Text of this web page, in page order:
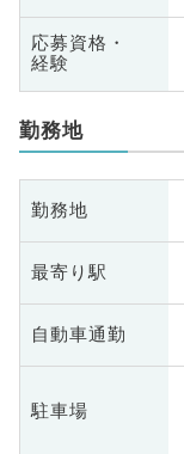
応募資格・
経験
勤務地
勤務地
最寄り駅
自動車通勤
駐車場